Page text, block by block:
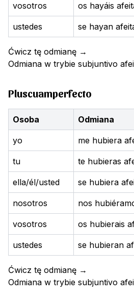
vosotros os hayáis
ustedes se hayan
Ćwicz tę odmianę →
Odmiana w trybie subjuntivo
Pluscuamperfecto
Osoba Odmiana
yo me hubiera
tu te hubieras
ella/él/usted se hubiera
nosotros nos
vosotros os hubierais
ustedes se hubieran
Ćwicz tę odmianę →
Odmiana w trybie subjuntivo